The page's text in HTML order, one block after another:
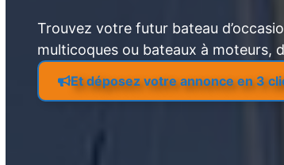
Trouvez votre futur bateau
multicoques ou bateaux à moteurs,
Et déposez votre annonce en 3